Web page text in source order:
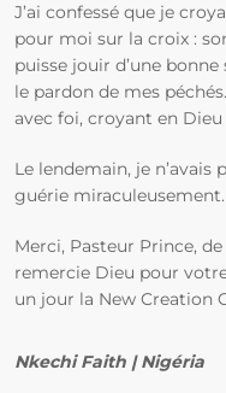
J’ai confessé que je
pour moi sur la croix :
puisse jouir d’une
le pardon de mes
avec foi, croyant en
Le lendemain, je n’avais
guérie
Merci, Pasteur Prince,
remercie Dieu pour
un jour la New Creation
Nkechi Faith | Nigéria